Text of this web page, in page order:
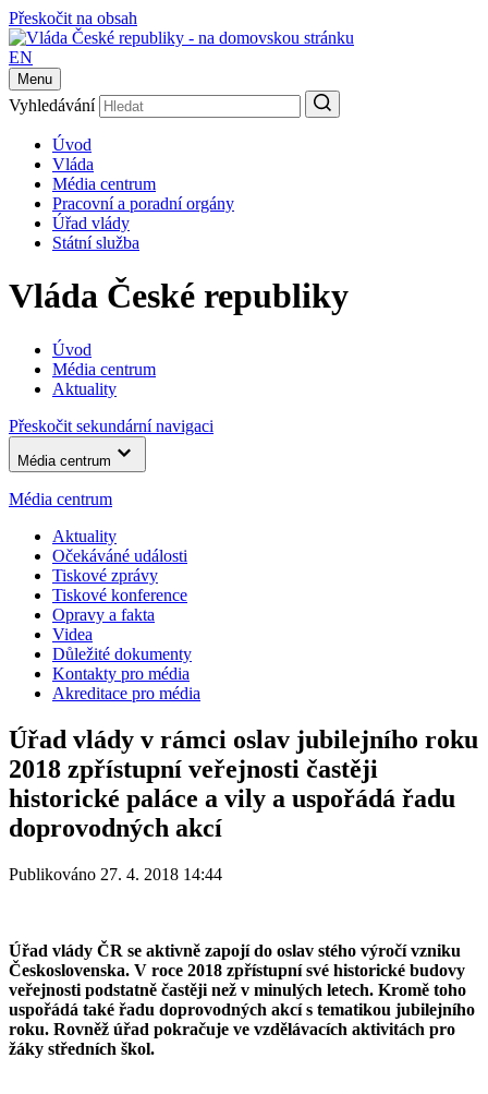
Přeskočit na obsah
EN
Menu
Vyhledávání
Úvod
Vláda
Média centrum
Pracovní a poradní orgány
Úřad vlády
Státní služba
Vláda České republiky
Úvod
Média centrum
Aktuality
Přeskočit sekundární navigaci
Média centrum
Média centrum
Aktuality
Očekáváné události
Tiskové zprávy
Tiskové konference
Opravy a fakta
Videa
Důležité dokumenty
Kontakty pro média
Akreditace pro média
Úřad vlády v rámci oslav jubilejního roku
2018 zpřístupní veřejnosti častěji
historické paláce a vily a uspořádá řadu
doprovodných akcí
Publikováno 27. 4. 2018 14:44
Úřad vlády ČR se aktivně zapojí do oslav stého výročí vzniku
Československa. V roce 2018 zpřístupní své historické budovy
veřejnosti podstatně častěji než v minulých letech. Kromě toho
uspořádá také řadu doprovodných akcí s tematikou jubilejního
roku. Rovněž úřad pokračuje ve vzdělávacích aktivitách pro
žáky středních škol.